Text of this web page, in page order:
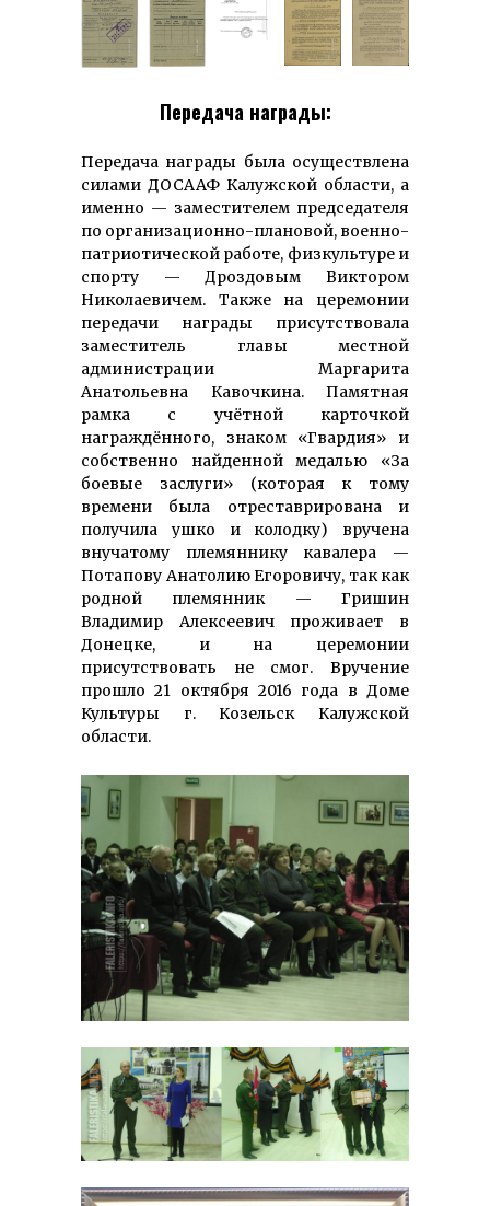
Передача награды:
Передача награды была осуществлена
силами ДОСААФ Калужской области, а
именно — заместителем председателя
по организационно-плановой, военно-
патриотической работе, физкультуре и
спорту — Дроздовым Виктором
Николаевичем. Также на церемонии
передачи награды присутствовала
заместитель главы местной
администрации Маргарита
Анатольевна Кавочкина. Памятная
рамка с учётной карточкой
награждённого, знаком «Гвардия» и
собственно найденной медалью «За
боевые заслуги» (которая к тому
времени была отреставрирована и
получила ушко и колодку) вручена
внучатому племяннику кавалера —
Потапову Анатолию Егоровичу, так как
родной племянник — Гришин
Владимир Алексеевич проживает в
Донецке, и на церемонии
присутствовать не смог. Вручение
прошло 21 октября 2016 года в Доме
Культуры г. Козельск Калужской
области.